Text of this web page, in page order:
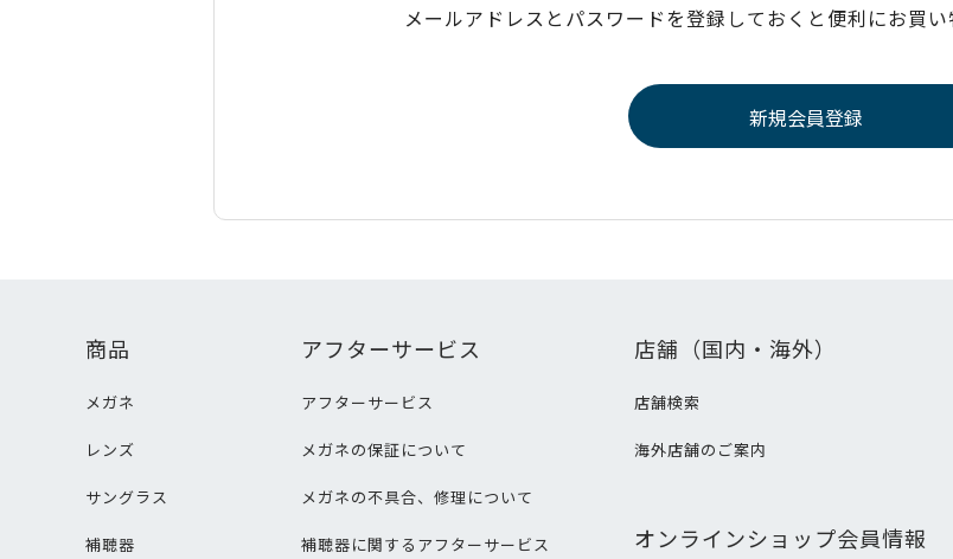
メールアドレスとパスワードを登録しておくと便利にお買い
商品
メガネ
レンズ
サングラス
補聴器
アフターサービス
アフターサービス
メガネの保証について
メガネの不具合、修理について
補聴器に関するアフターサービス
店舗（国内・海外）
店舗検索
海外店舗のご案内
オンラインショップ会員情報